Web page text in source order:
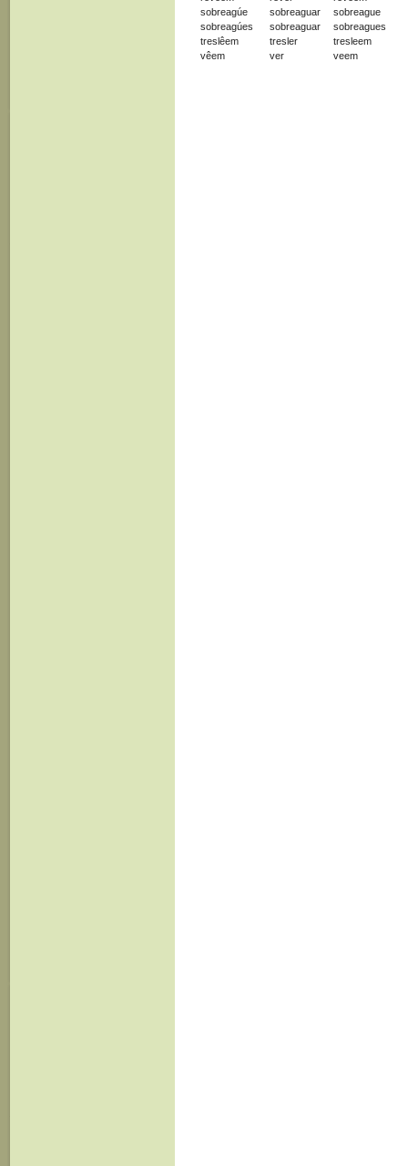
sobreagúe
sobreaguar
sobreague
sobreagúes
sobreaguar
sobreagues
treslêem
tresler
tresleem
vêem
ver veem